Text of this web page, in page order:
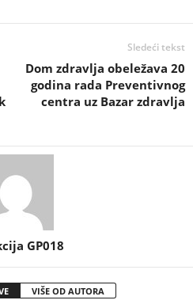
Sledeći tekst
Dom zdravlja obeležava 20
godina rada Preventivnog
centra uz Bazar zdravlja
GP018
VIŠE OD AUTORA